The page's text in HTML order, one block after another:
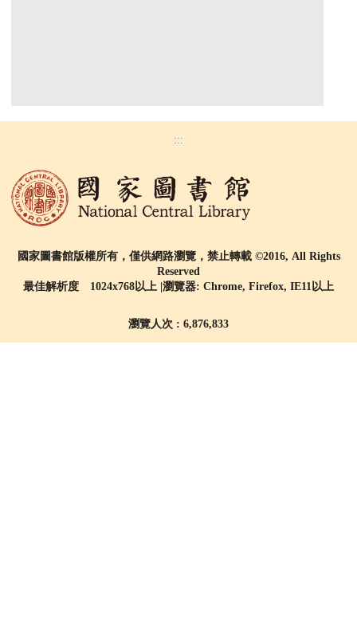
:::
國家圖書館版權所有，僅供網路瀏覽，禁止轉載 ©2016, All Rights
Reserved
最佳解析度 1024x768以上 |瀏覽器: Chrome, Firefox, IE11以上
瀏覽人次 : 6,876,833